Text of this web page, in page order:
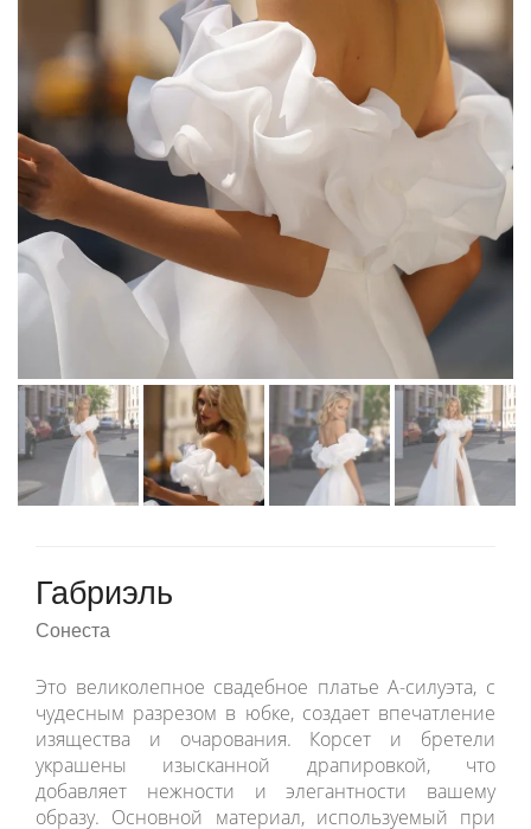
BELFASO
Lussano
Naviblue
Olivia Bottega
Все платья
Контакты
Отзывы
О салоне
Габриэль
Сонеста
Это великолепное свадебное платье А-силуэта, с
чудесным разрезом в юбке, создает впечатление
изящества и очарования. Корсет и бретели
украшены изысканной драпировкой, что
добавляет нежности и элегантности вашему
образу. Основной материал, используемый при